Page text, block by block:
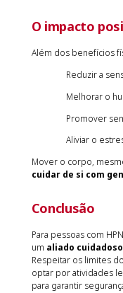
O impacto
Além dos benefícios
Reduzir a
Melhorar o
Promover
Aliviar o
Mover o corpo,
cuidar de si com
Conclusão
Para pessoas com
um aliado cuidadoso
Respeitar os limites
optar por atividades
para garantir